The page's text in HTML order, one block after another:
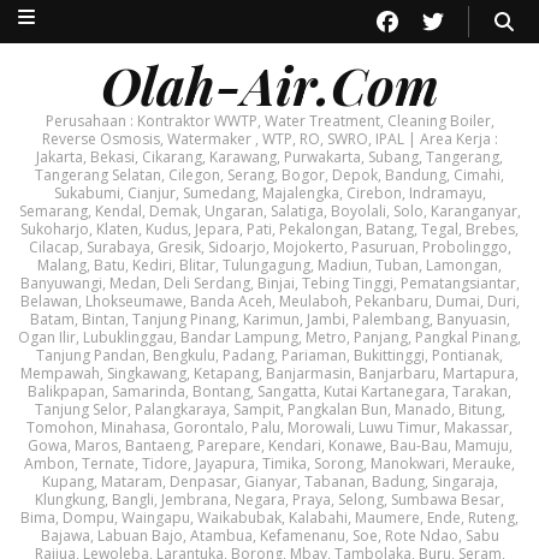
Olah-Air.Com
Perusahaan : Kontraktor WWTP, Water Treatment, Cleaning Boiler,
Reverse Osmosis, Watermaker , WTP, RO, SWRO, IPAL | Area Kerja :
Jakarta, Bekasi, Cikarang, Karawang, Purwakarta, Subang, Tangerang,
Tangerang Selatan, Cilegon, Serang, Bogor, Depok, Bandung, Cimahi,
Sukabumi, Cianjur, Sumedang, Majalengka, Cirebon, Indramayu,
Semarang, Kendal, Demak, Ungaran, Salatiga, Boyolali, Solo, Karanganyar,
Sukoharjo, Klaten, Kudus, Jepara, Pati, Pekalongan, Batang, Tegal, Brebes,
Cilacap, Surabaya, Gresik, Sidoarjo, Mojokerto, Pasuruan, Probolinggo,
Malang, Batu, Kediri, Blitar, Tulungagung, Madiun, Tuban, Lamongan,
Banyuwangi, Medan, Deli Serdang, Binjai, Tebing Tinggi, Pematangsiantar,
Belawan, Lhokseumawe, Banda Aceh, Meulaboh, Pekanbaru, Dumai, Duri,
Batam, Bintan, Tanjung Pinang, Karimun, Jambi, Palembang, Banyuasin,
Ogan Ilir, Lubuklinggau, Bandar Lampung, Metro, Panjang, Pangkal Pinang,
Tanjung Pandan, Bengkulu, Padang, Pariaman, Bukittinggi, Pontianak,
Mempawah, Singkawang, Ketapang, Banjarmasin, Banjarbaru, Martapura,
Balikpapan, Samarinda, Bontang, Sangatta, Kutai Kartanegara, Tarakan,
Tanjung Selor, Palangkaraya, Sampit, Pangkalan Bun, Manado, Bitung,
Tomohon, Minahasa, Gorontalo, Palu, Morowali, Luwu Timur, Makassar,
Gowa, Maros, Bantaeng, Parepare, Kendari, Konawe, Bau-Bau, Mamuju,
Ambon, Ternate, Tidore, Jayapura, Timika, Sorong, Manokwari, Merauke,
Kupang, Mataram, Denpasar, Gianyar, Tabanan, Badung, Singaraja,
Klungkung, Bangli, Jembrana, Negara, Praya, Selong, Sumbawa Besar,
Bima, Dompu, Waingapu, Waikabubak, Kalabahi, Maumere, Ende, Ruteng,
Bajawa, Labuan Bajo, Atambua, Kefamenanu, Soe, Rote Ndao, Sabu
Raijua, Lewoleba, Larantuka, Borong, Mbay, Tambolaka, Buru, Seram,